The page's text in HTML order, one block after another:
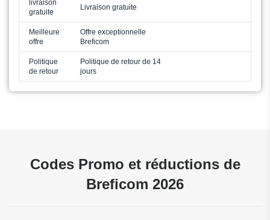
livraison
gratuite
Livraison gratuite
Meilleure
offre
Offre exceptionnelle
Breficom
Politique
de retour
Politique de retour de 14
jours
Codes Promo et réductions de
Breficom 2026